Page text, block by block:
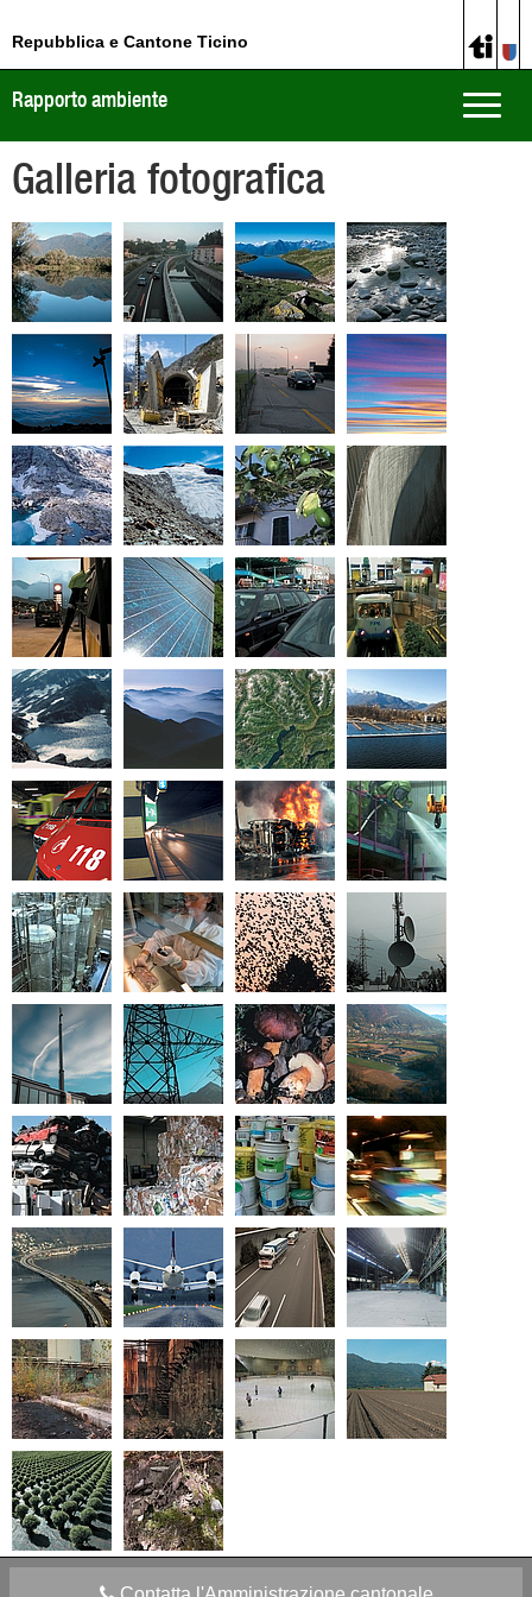
Repubblica e Cantone Ticino
Toggle
Rapporto ambiente
Galleria fotografica